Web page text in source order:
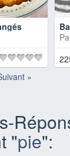
»
"pie":